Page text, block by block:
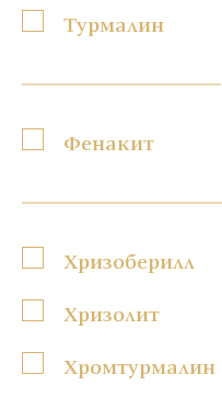
Турмалин
Фенакит
Хризоберилл
Хризолит
Хромтурмалин